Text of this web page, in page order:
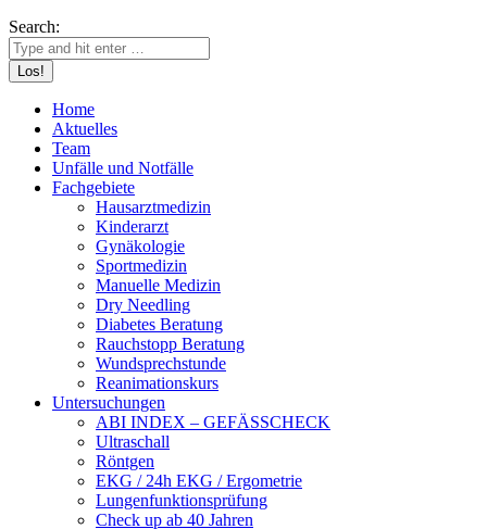
Search:
Home
Aktuelles
Team
Unfälle und Notfälle
Fachgebiete
Hausarztmedizin
Kinderarzt
Gynäkologie
Sportmedizin
Manuelle Medizin
Dry Needling
Diabetes Beratung
Rauchstopp Beratung
Wundsprechstunde
Reanimationskurs
Untersuchungen
ABI INDEX – GEFÄSSCHECK
Ultraschall
Röntgen
EKG / 24h EKG / Ergometrie
Lungenfunktionsprüfung
Check up ab 40 Jahren